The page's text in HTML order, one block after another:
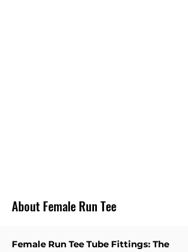
About Female Run Tee
Female Run Tee Tube Fittings: The